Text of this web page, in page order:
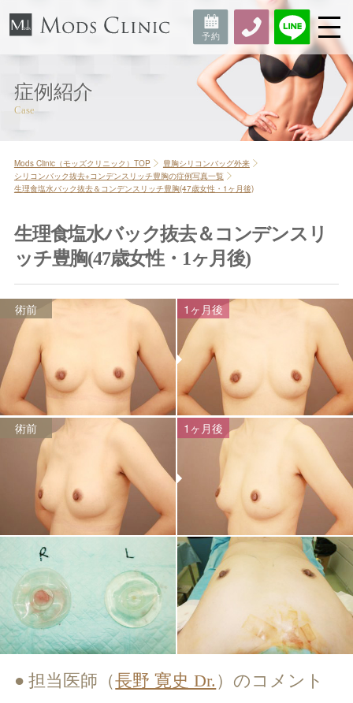
症例紹介
Mods Clinic（モッズクリニック）TOP
豊胸シリコンバッグ外来
シリコンバック抜去+コンデンスリッチ豊胸の症例写真一覧
生理食塩水バック抜去＆コンデンスリッチ豊胸(47歳女性・1ヶ月後)
生理食塩水バック抜去＆コンデンスリ
ッチ豊胸(47歳女性・1ヶ月後)
術前 1ヶ月後
術前 1ヶ月後
担当医師（長野 寛史 Dr. ）のコメント